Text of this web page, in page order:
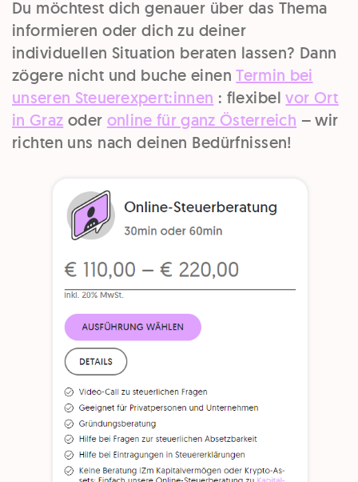
Du möchtest dich genauer über das Thema
informieren oder dich zu deiner
individuellen Situation beraten lassen? Dann
zögere nicht und buche einenTermin bei
unseren Steuerexpert:innen : flexibelvor Ort
in Graz oder online für ganz Österreich – wir
richten uns nach deinen Bedürfnissen!